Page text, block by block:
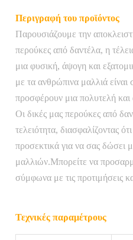
Περιγραφή του προϊόντος
Παρουσιάζουμε την
περούκες από δαντέλα, η
μια φυσική, άψογη και
με τα ανθρώπινα μαλλιά είναι
προσφέρουν μια πολυτελή και
Οι δικές μας περούκες από
τελειότητα, διασφαλίζοντας
προσεκτικά για να σας δώσει
μαλλιών.Μπορείτε να
σύμφωνα με τις προτιμήσεις
Τεχνικές παραμέτρους